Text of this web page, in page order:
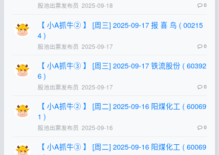
股池出票发布员 2025-09-18 0
【 小A抓牛② 】 [周三] 2025-09-17 报 喜 鸟 ( 00215
4 )
股池出票发布员 2025-09-17 0
【 小A抓牛③ 】 [周三] 2025-09-17 铁流股份 ( 60392
6 )
股池出票发布员 2025-09-17 0
【 小A抓牛② 】 [周二] 2025-09-16 阳煤化工 ( 60069
1 )
股池出票发布员 2025-09-16 0
【 小A抓牛③ 】 [周二] 2025-09-16 阳煤化工 ( 60069